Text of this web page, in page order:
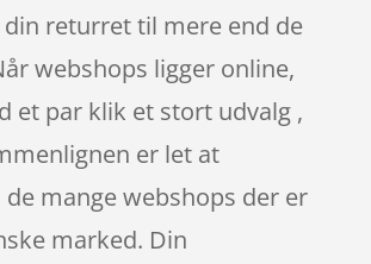
returret til mere end de
webshops ligger online,
et par klik et stort udvalg ,
er let at
mange webshops der er
marked. Din